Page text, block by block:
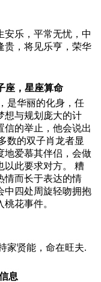
安乐，平常无忧，中
贵，将见乐亨，荣华
座，星座算命
是华丽的化身，任
想与规划庞大的计
信的举止，他会说出
数的双子肖龙者显
地爱慕其伴侣，会做
以此要求对方。 糟
情而长于表达的情
中四处周旋轻吻拥抱
花事件。
家贤能，命在旺夫.
息